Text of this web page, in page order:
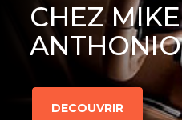
CHEZ MIKE
ANTHONIO
DECOUVRIR